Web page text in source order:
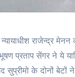
राजेन्द्र
प्रताप सेंगर ने ये
सुप्रीमो के दोनों बेटों